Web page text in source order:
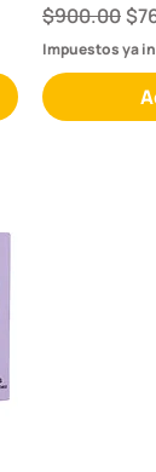
Regular
$900.00
Impuestos ya